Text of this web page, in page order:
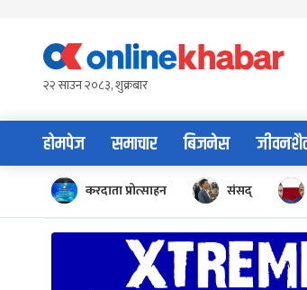
content२२ साउन २०८३, शुक्रबार
होमपेज समाचार बिजनेस
करदाता प्रोत्साहन संसद्